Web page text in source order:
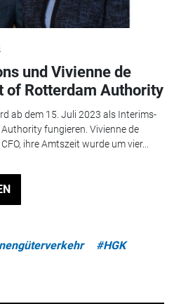
und Vivienne de
of Rotterdam Authority
ab dem 15. Juli 2023 als Interims-
fungieren. Vivienne de
ihre Amtszeit wurde um vier...
#HGK